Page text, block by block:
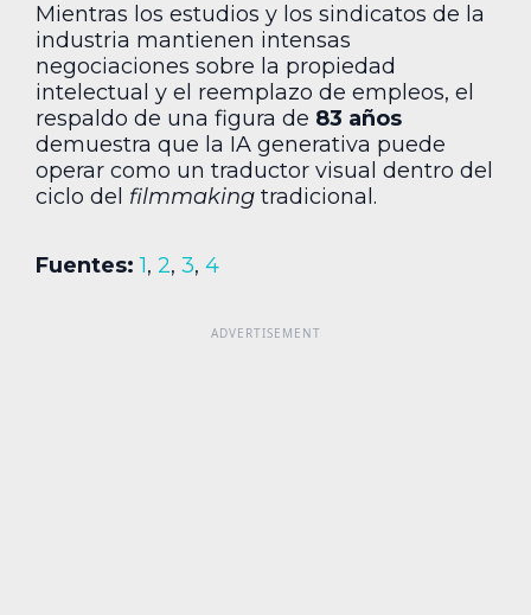
Mientras los estudios y los sindicatos de la
industria mantienen intensas
negociaciones sobre la propiedad
intelectual y el reemplazo de empleos, el
respaldo de una figura de 83 años
demuestra que la IA generativa puede
operar como un traductor visual dentro del
ciclo del filmmaking tradicional.
Fuentes: 1, 2, 3, 4